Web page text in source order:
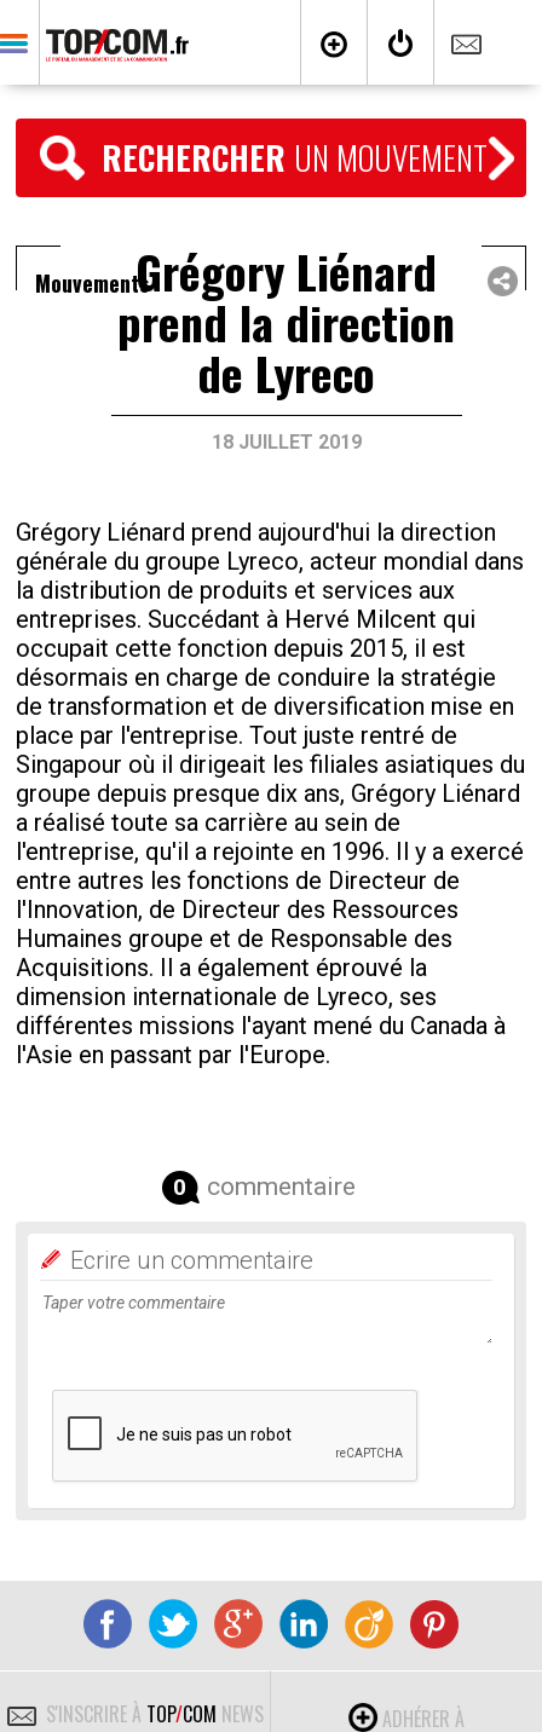
RECHERCHER UN MOUVEMENT
MouvementsGrégory Liénard
prend la direction
de Lyreco
18 JUILLET 2019
Grégory Liénard prend aujourd'hui la direction
générale du groupe Lyreco, acteur mondial dans
la distribution de produits et services aux
entreprises. Succédant à Hervé Milcent qui
occupait cette fonction depuis 2015, il est
désormais en charge de conduire la stratégie
de transformation et de diversification mise en
place par l'entreprise. Tout juste rentré de
Singapour où il dirigeait les filiales asiatiques du
groupe depuis presque dix ans, Grégory Liénard
a réalisé toute sa carrière au sein de
l'entreprise, qu'il a rejointe en 1996. Il y a exercé
entre autres les fonctions de Directeur de
l'Innovation, de Directeur des Ressources
Humaines groupe et de Responsable des
Acquisitions. Il a également éprouvé la
dimension internationale de Lyreco, ses
différentes missions l'ayant mené du Canada à
l'Asie en passant par l'Europe.
0 commentaire
Ecrire un commentaire
S'INSCRIRE À TOP/COM NEWS
ADHÉRER À